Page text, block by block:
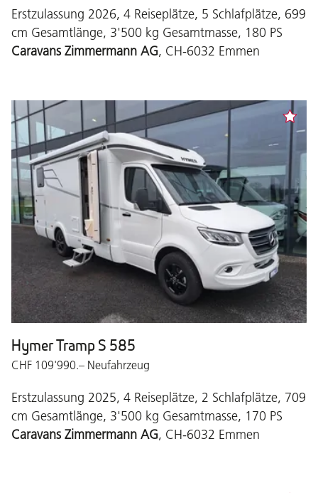
Erstzulassung 2026, 4 Reiseplätze, 5 Schlafplätze, 699
cm Gesamtlänge, 3'500 kg Gesamtmasse, 180 PS
Caravans Zimmermann AG, CH-6032 Emmen
Hymer Tramp S 585
CHF 109'990.– Neufahrzeug
Erstzulassung 2025, 4 Reiseplätze, 2 Schlafplätze, 709
cm Gesamtlänge, 3'500 kg Gesamtmasse, 170 PS
Caravans Zimmermann AG, CH-6032 Emmen